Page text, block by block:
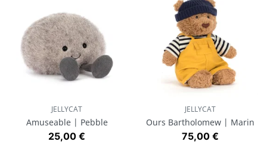
JELLYCAT
Amuseable | Pebble
Prix
25,00 €
JELLYCAT
Ours Bartholomew | Marin
Prix
75,00 €